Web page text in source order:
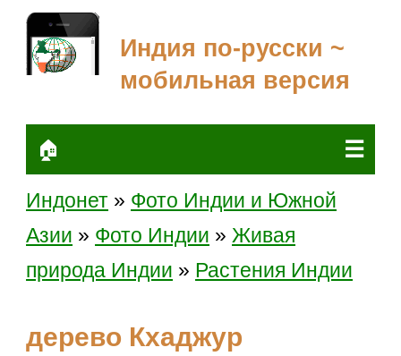
Индия по-русски ~
мобильная версия
🏠 ☰
Индонет » Фото Индии и Южной
Азии » Фото Индии »Живая
природа Индии » Растения Индии
дерево Кхаджур